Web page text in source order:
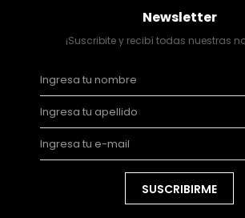
Newsletter
¡Suscribite y recibí todas nuestras
SUSCRIBIRME